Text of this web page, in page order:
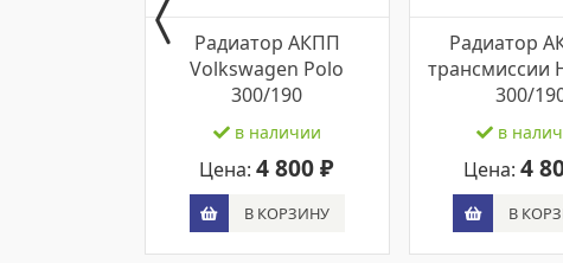
Радиатор АКПП
Volkswagen Polo
300/190
в наличии
Цена:4 800 ₽
В КОРЗИНУ
Радиатор
трансмиссии
300/
в
Цена: 4
В